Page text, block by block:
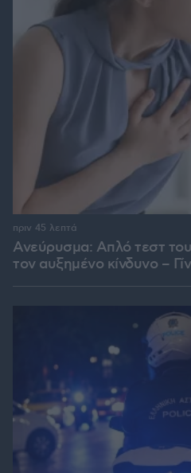
Ανεύρυσμα: Απλό τεστ του
τον αυξημένο κίνδυνο –
πριν 45 λεπτά